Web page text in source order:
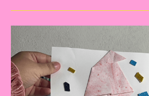
Os
Personagem
Folclore|A
Importância
Trabalhar
Atividades
Com
Personagens